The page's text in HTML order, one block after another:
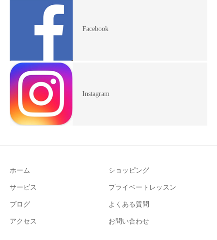
Facebook
Instagram
ホーム ショッピング
サービス プライベートレッスン
ブログ よくある質問
アクセス お問い合わせ